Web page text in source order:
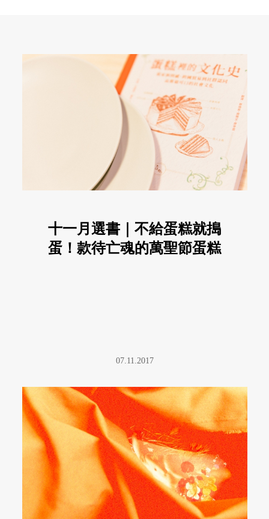
十一月選書｜不給蛋糕就搗
蛋！款待亡魂的萬聖節蛋糕
07.11.2017